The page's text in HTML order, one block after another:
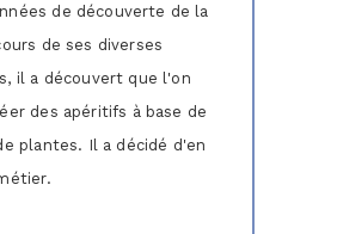
de découverte de la
de ses diverses
il a découvert que l'on
des apéritifs à base de
plantes. Il a décidé d'en